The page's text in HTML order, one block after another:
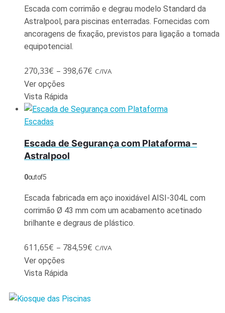
Escada com corrimão e degrau modelo Standard da
Astralpool, para piscinas enterradas. Fornecidas com
ancoragens de fixação, previstos para ligação a tomada
equipotencial.
270,33€ – 398,67€ C/IVA
Ver opções
Vista Rápida
Escadas
Escada de Segurança com Plataforma –
Astralpool
0out of 5
Escada fabricada em aço inoxidável AISI-304L com
corrimão Ø 43 mm com um acabamento acetinado
brilhante e degraus de plástico.
611,65€ – 784,59€ C/IVA
Ver opções
Vista Rápida